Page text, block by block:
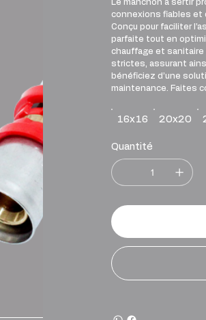
Le manchon à sertir
connexions fiables et
Conçu pour faciliter
parfaite tout en
chauffage et
strictes, assurant
bénéficiez d’une
maintenance. Faites
16x16 20x20
Quantité